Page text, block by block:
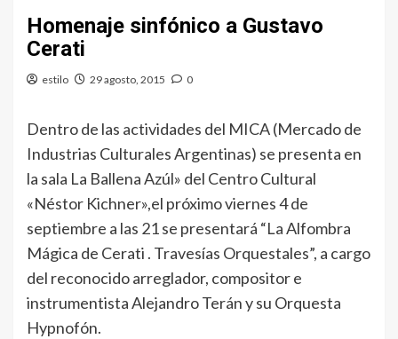
Homenaje sinfónico a Gustavo
Cerati
estilo 29 agosto, 2015 0
Dentro de las actividades del MICA (Mercado de
Industrias Culturales Argentinas) se presenta en
la sala La Ballena Azúl» del Centro Cultural
«Néstor Kichner»,el próximo viernes 4 de
septiembre a las 21 se presentará “La Alfombra
Mágica de Cerati . Travesías Orquestales”, a cargo
del reconocido arreglador, compositor e
instrumentista Alejandro Terán y su Orquesta
Hypnofón.